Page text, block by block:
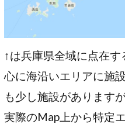
↑は兵庫県全域に点在
心に海沿いエリアに施
も少し施設があります
実際のMap上から特定